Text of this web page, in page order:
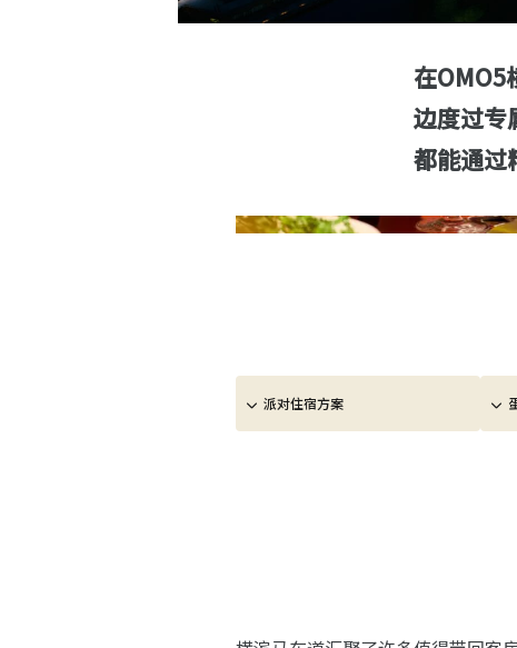
在OMO5
边度过专
都能通过
派对住宿方案